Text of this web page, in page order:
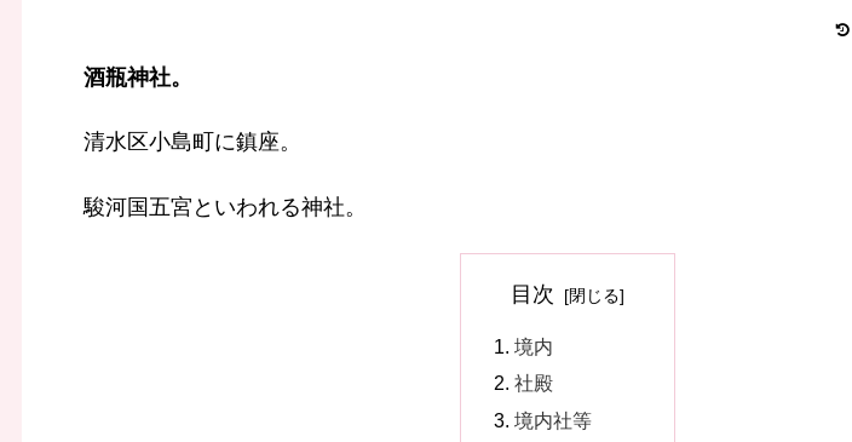
酒瓶神社。
清水区小島町に鎮座。
駿河国五宮といわれる神社。
目次
境内
社殿
境内社等